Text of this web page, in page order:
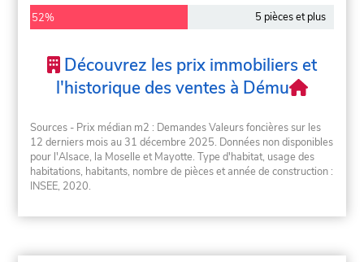
52% 5 pièces et plus
Découvrez les prix immobiliers et
l'historique des ventes à Dému
Sources - Prix médian m2 : Demandes Valeurs foncières sur les
12 derniers mois au 31 décembre 2025. Données non disponibles
pour l'Alsace, la Moselle et Mayotte. Type d'habitat, usage des
habitations, habitants, nombre de pièces et année de construction :
INSEE, 2020.